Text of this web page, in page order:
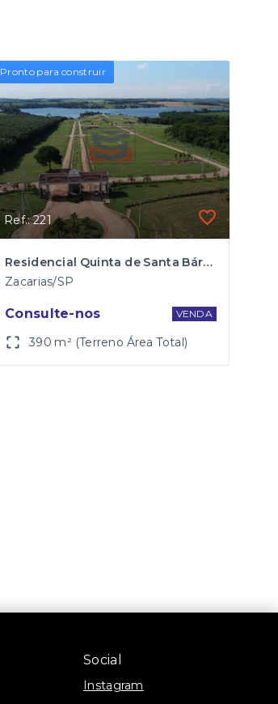
Pronto para construir
Ref.: 221
Residencial Quinta de Santa Bárbara em Zacarias
Zacarias/SP
Consulte-nos VENDA
390 m² (Terreno Área Total)
Social
Instagram